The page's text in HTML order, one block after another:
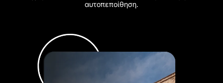
αυτοπεποίθηση.